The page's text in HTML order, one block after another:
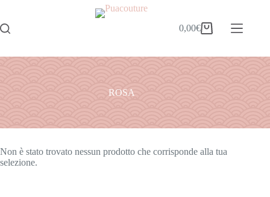
0,00€
ROSA
Non è stato trovato nessun prodotto che corrisponde alla tua
selezione.